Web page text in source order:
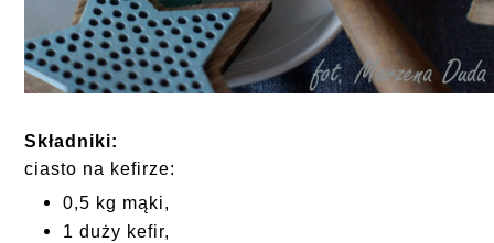
Składniki:
ciasto na kefirze:
0,5 kg mąki,
1 duży kefir,